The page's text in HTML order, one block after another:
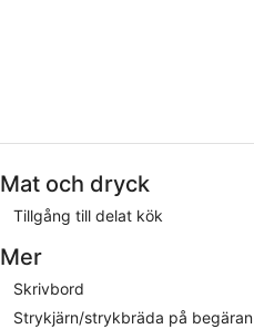
Mat och dryck
Tillgång till delat kök
Mer
Skrivbord
Strykjärn/strykbräda på begäran